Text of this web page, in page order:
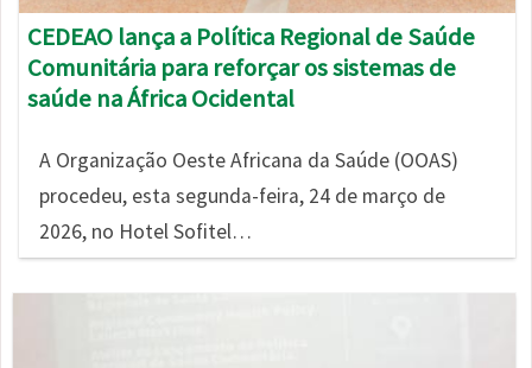
CEDEAO lança a Política Regional de Saúde
Comunitária para reforçar os sistemas de
saúde na África Ocidental
A Organização Oeste Africana da Saúde (OOAS)
procedeu, esta segunda-feira, 24 de março de
2026, no Hotel Sofitel…